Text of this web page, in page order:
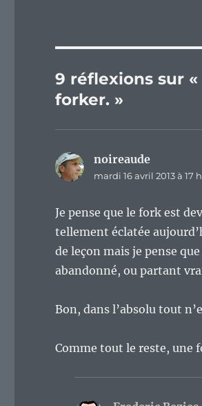
9 réflexions sur
forker. »
noireaude
mardi 16 avril 2013 à 17
Je pense que le fork est
tellement éclatée
de leçon mais je pense
abandonné, ou partant
Bon, dans l’absolu tout
Comme tout le reste, une